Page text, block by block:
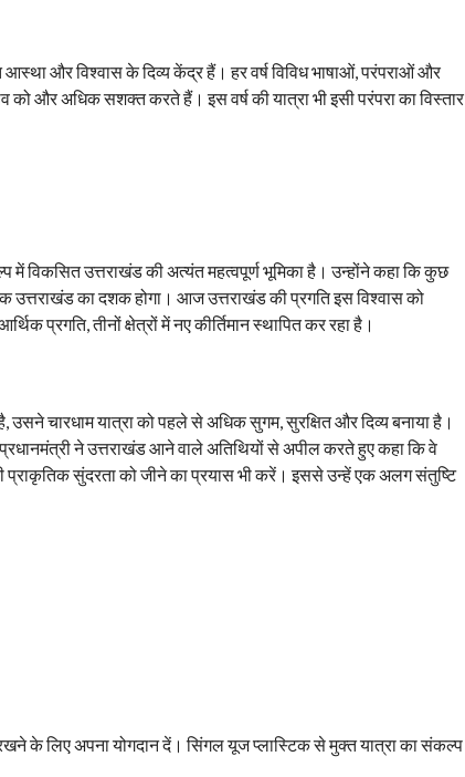
आस्था और विश्वास के दिव्य केंद्र हैं। हर वर्ष विविध भाषाओं, परंपराओं और
को और अधिक सशक्त करते हैं। इस वर्ष की यात्रा भी इसी परंपरा का विस्तार
विकसित उत्तराखंड की अत्यंत महत्वपूर्ण भूमिका है। उन्होंने कहा कि कुछ
उत्तराखंड का दशक होगा। आज उत्तराखंड की प्रगति इस विश्वास को
प्रगति, तीनों क्षेत्रों में नए कीर्तिमान स्थापित कर रहा है।
उसने चारधाम यात्रा को पहले से अधिक सुगम, सुरक्षित और दिव्य बनाया है।
ने उत्तराखंड आने वाले अतिथियों से अपील करते हुए कहा कि वे
प्राकृतिक सुंदरता को जीने का प्रयास भी करें। इससे उन्हें एक अलग संतुष्टि
के लिए अपना योगदान दें। सिंगल यूज प्लास्टिक से मुक्त यात्रा का संकल्प